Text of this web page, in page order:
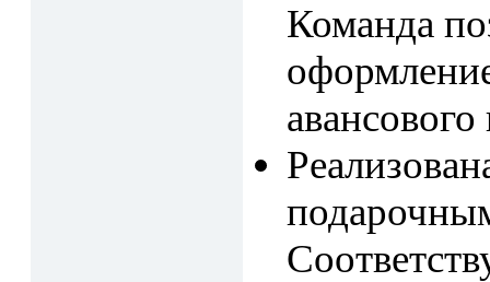
Команда